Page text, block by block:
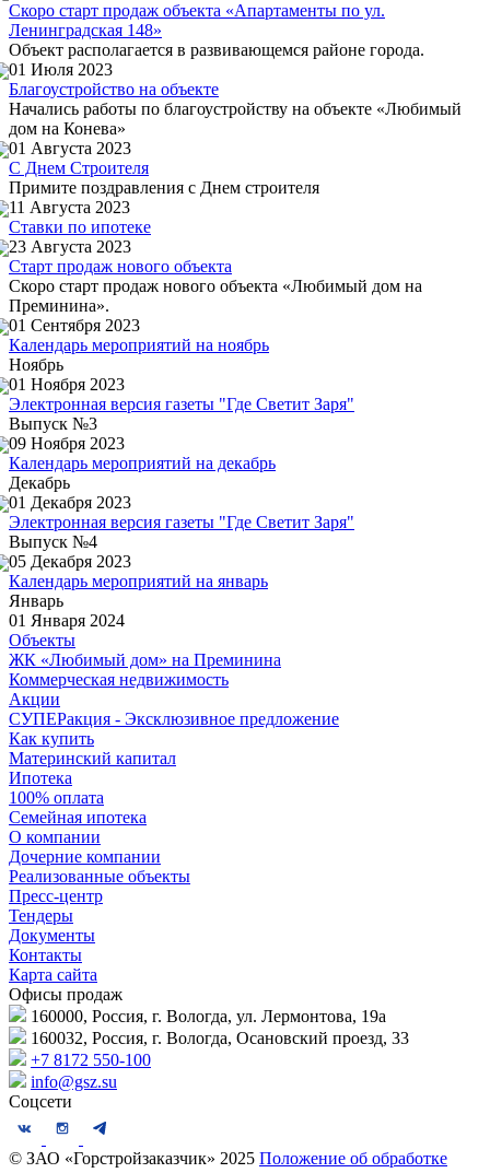
Скоро старт продаж объекта «Апартаменты по ул.
Ленинградская 148»
Объект располагается в развивающемся районе города.
01 Июля 2023
Благоустройство на объекте
Начались работы по благоустройству на объекте «Любимый
дом на Конева»
01 Августа 2023
С Днем Строителя
Примите поздравления с Днем строителя
11 Августа 2023
Ставки по ипотеке
23 Августа 2023
Cтарт продаж нового объекта
Скоро старт продаж нового объекта «Любимый дом на
Преминина».
01 Сентября 2023
Календарь мероприятий на ноябрь
Ноябрь
01 Ноября 2023
Электронная версия газеты "Где Светит Заря"
Выпуск №3
09 Ноября 2023
Календарь мероприятий на декабрь
Декабрь
01 Декабря 2023
Электронная версия газеты "Где Светит Заря"
Выпуск №4
05 Декабря 2023
Календарь мероприятий на январь
Январь
01 Января 2024
Объекты
ЖК «Любимый дом» на Преминина
Коммерческая недвижимость
Акции
СУПЕРакция - Эксклюзивное предложение
Как купить
Материнский капитал
Ипотека
100% оплата
Семейная ипотека
О компании
Дочерние компании
Реализованные объекты
Пресс-центр
Тендеры
Документы
Контакты
Карта сайта
Офисы продаж
160000, Россия, г. Вологда, ул. Лермонтова, 19а
160032, Россия, г. Вологда, Осановский проезд, 33
+7 8172 550-100
info@gsz.su
Соцсети
© ЗАО «Горстройзаказчик» 2025 Положение об обработке